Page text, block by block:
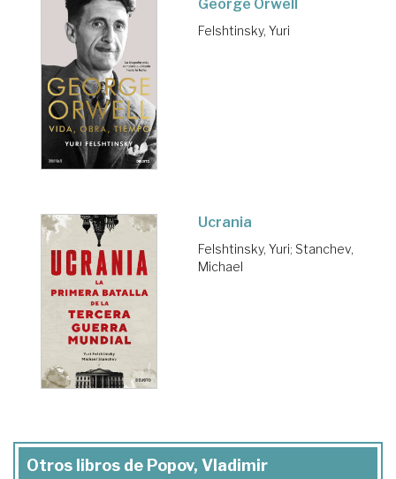
George Orwell
Felshtinsky, Yuri
Ucrania
Felshtinsky, Yuri; Stanchev,
Michael
Otros libros de Popov, Vladimir